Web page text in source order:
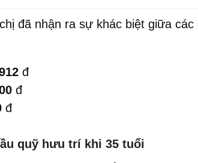
đã nhận ra sự khác biệt giữa các
đ
đ
đ
quỹ hưu trí khi 35 tuổi